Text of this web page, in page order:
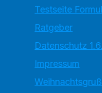
Testseite
Ratgeber
Datenschutz
Impressum